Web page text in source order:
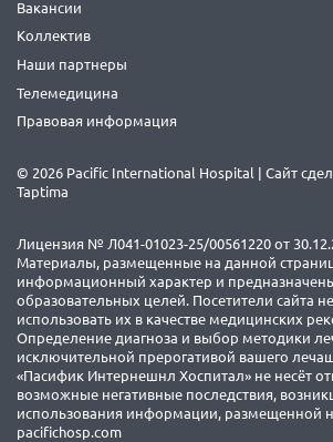
Вакансии
Коллектив
Наши партнеры
Телемедицина
Правовая информация
© 2026 Pacific International Hospital | Сайт
Taptima
Лицензия № Л041-01023-25/00561220 от
Материалы, размещенные на данной
информационный характер и
образовательных целей. Посетители сайта
использовать их в качестве медицинских
Определение диагноза и выбор методики
исключительной прерогативой вашего
«Пасифик Интернешнл Хоспитал» не несёт
возможные негативные последствия,
использования информации, размещенной
pacifichosp.com